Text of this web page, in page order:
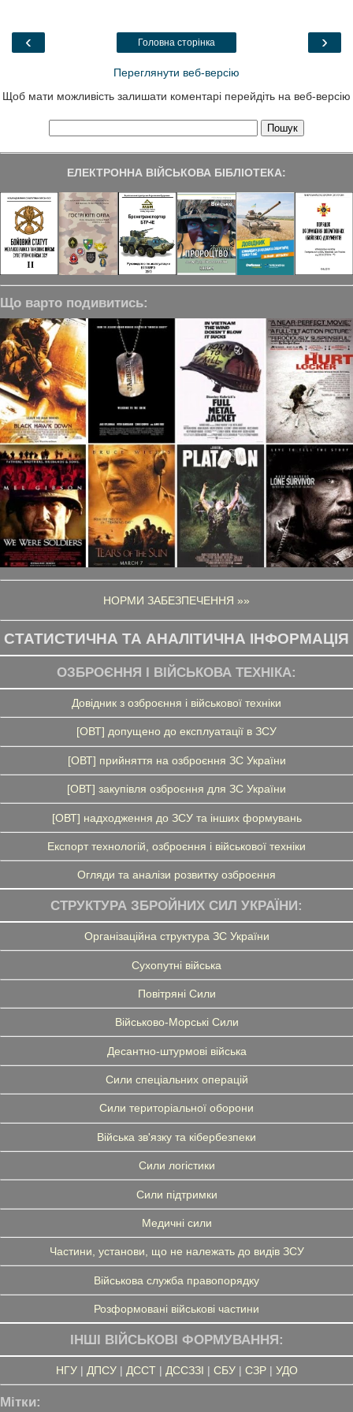
o
a
‹ ›
Головна сторінка
Переглянути веб-версію
Щоб мати можливість залишати коментарі перейдіть на веб-версію
ЕЛЕКТРОННА ВІЙСЬКОВА БІБЛІОТЕКА:
Що варто подивитись:
НОРМИ ЗАБЕЗПЕЧЕННЯ »»
СТАТИСТИЧНА ТА АНАЛІТИЧНА ІНФОРМАЦІЯ
ОЗБРОЄННЯ І ВІЙСЬКОВА ТЕХНІКА:
Довідник з озброєння і військової техніки
[ОВТ] допущено до експлуатації в ЗСУ
[ОВТ] прийняття на озброєння ЗС України
[ОВТ] закупівля озброєння для ЗС України
[ОВТ] надходження до ЗСУ та інших формувань
Експорт технологій, озброєння і військової техніки
Огляди та аналізи розвитку озброєння
СТРУКТУРА ЗБРОЙНИХ СИЛ УКРАЇНИ:
Організаційна структура ЗС України
Сухопутні війська
Повітряні Сили
Військово-Морські Сили
Десантно-штурмові війська
Сили спеціальних операцій
Сили територіальної оборони
Війська зв'язку та кібербезпеки
Сили логістики
Сили підтримки
Медичні сили
Частини, установи, що не належать до видів ЗСУ
Військова служба правопорядку
Розформовані військові частини
ІНШІ ВІЙСЬКОВІ ФОРМУВАННЯ:
НГУ| ДПСУ| ДССТ| ДССЗЗІ | СБУ| СЗР| УДО
Мітки: